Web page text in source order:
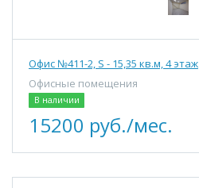
Офис №411-2, S - 15,35 кв.м, 4 этаж
Офисные помещения
В наличии
15200 руб./мес.